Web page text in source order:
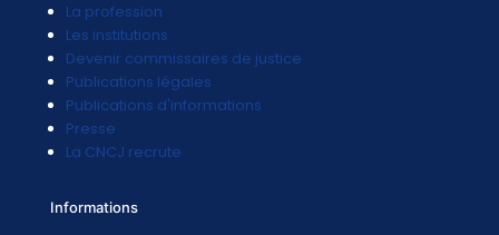
La profession
Les institutions
Devenir commissaires de justice
Publications légales
Publications d'informations
Presse
La CNCJ recrute
Informations